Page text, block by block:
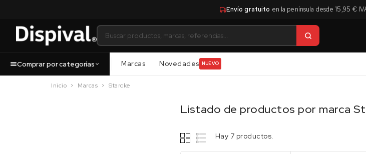
Envío gratuito en la península desde 15,95 €
Comprar por categorías Marcas Novedades NUEVO
Inicio Marcas Starcke
Listado de productos por marca
Hay 7 productos.